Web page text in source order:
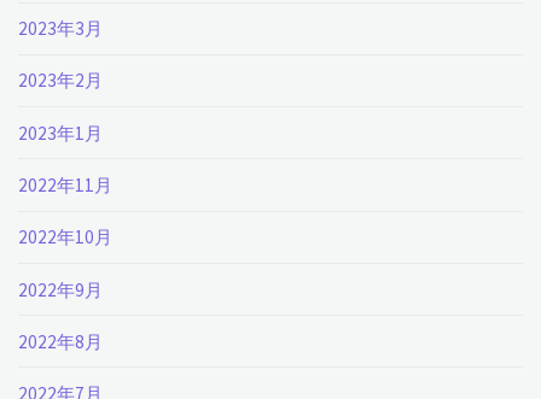
2023年3月
2023年2月
2023年1月
2022年11月
2022年10月
2022年9月
2022年8月
2022年7月